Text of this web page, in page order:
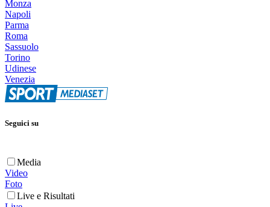
Monza
Napoli
Parma
Roma
Sassuolo
Torino
Udinese
Venezia
Seguici su
Media
Video
Foto
Live e Risultati